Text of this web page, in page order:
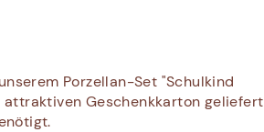
Porzellan-Set "Schulkind
attraktiven Geschenkkarton geliefert